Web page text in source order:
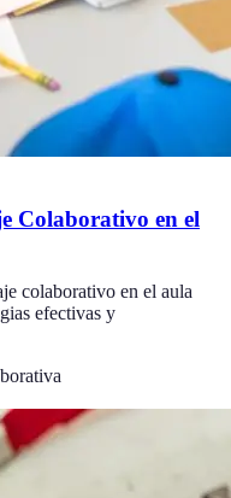
Colaborativo en el
colaborativo en el aula
efectivas y